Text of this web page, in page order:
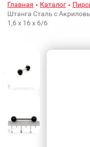
Главная Каталог
Штанга Сталь с
1,6 х 16 х 6/6